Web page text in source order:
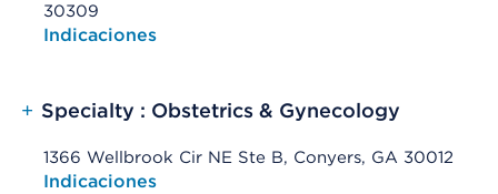
30309
Opens native map application on mobile devices
Indicaciones
+ Specialty : Obstetrics & Gynecology
1366 Wellbrook Cir NE Ste B, Conyers, GA 30012
Opens native map application on mobile devices
Indicaciones